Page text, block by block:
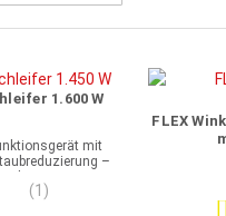
1.600 W
mit
–
(1)
FLEX